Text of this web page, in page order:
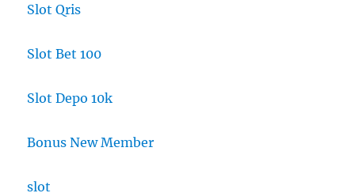
Slot Qris
Slot Bet 100
Slot Depo 10k
Bonus New Member
slot